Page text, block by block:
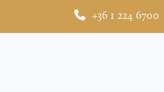
+36 1 224 6700